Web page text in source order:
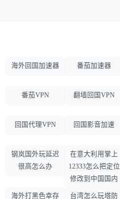
海外回国加速器 番茄加速器
番茄VPN 翻墙回国VPN
回国代理VPN 回国影音加速
钢岚国外玩延迟
很高怎么办
在意大利用掌上
12333怎么把定位
修改到中国国内
海外打黑色幸存 台湾怎么玩塔防